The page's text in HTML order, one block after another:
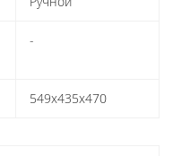
-
549х435х470